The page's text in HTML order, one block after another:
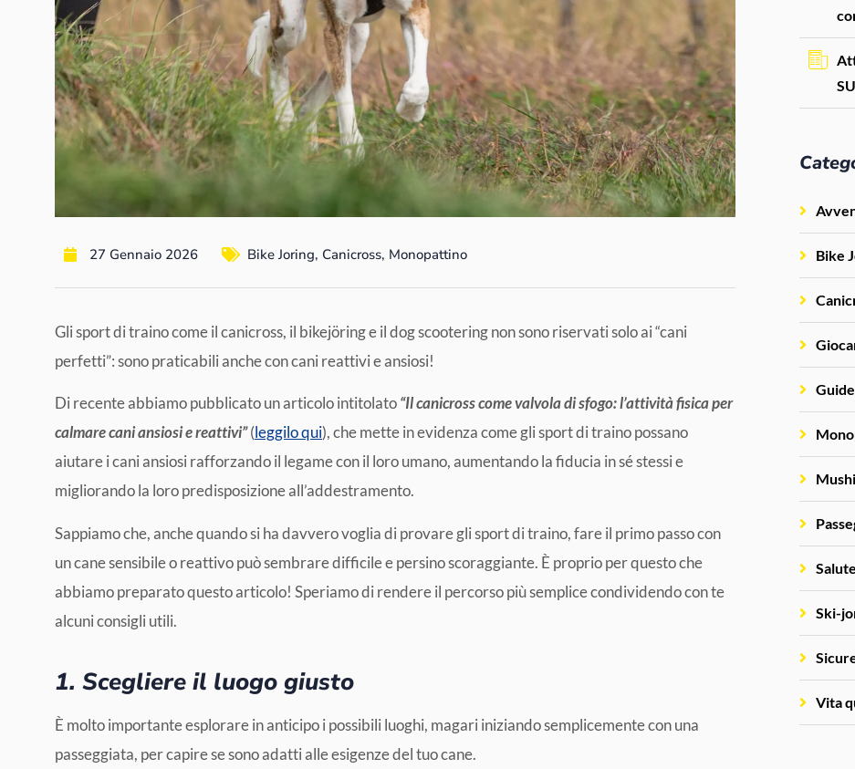
27 Gennaio 2026 Bike Joring, Canicross, Monopattino
Gli sport di traino come il canicross, il bikejöring e il dog scootering non sono riservati solo ai “cani
perfetti”: sono praticabili anche con cani reattivi e ansiosi!
Di recente abbiamo pubblicato un articolo intitolato“Il canicross come valvola di sfogo: l’attività fisica per
calmare cani ansiosi e reattivi”(leggilo qui), che mette in evidenza come gli sport di traino possano
aiutare i cani ansiosi rafforzando il legame con il loro umano, aumentando la fiducia in sé stessi e
migliorando la loro predisposizione all’addestramento.
Sappiamo che, anche quando si ha davvero voglia di provare gli sport di traino, fare il primo passo con
un cane sensibile o reattivo può sembrare difficile e persino scoraggiante. È proprio per questo che
abbiamo preparato questo articolo! Speriamo di rendere il percorso più semplice condividendo con te
alcuni consigli utili.
1. Scegliere il luogo giusto
È molto importante esplorare in anticipo i possibili luoghi, magari iniziando semplicemente con una
passeggiata, per capire se sono adatti alle esigenze del tuo cane.
Bike
Ski-
Vita